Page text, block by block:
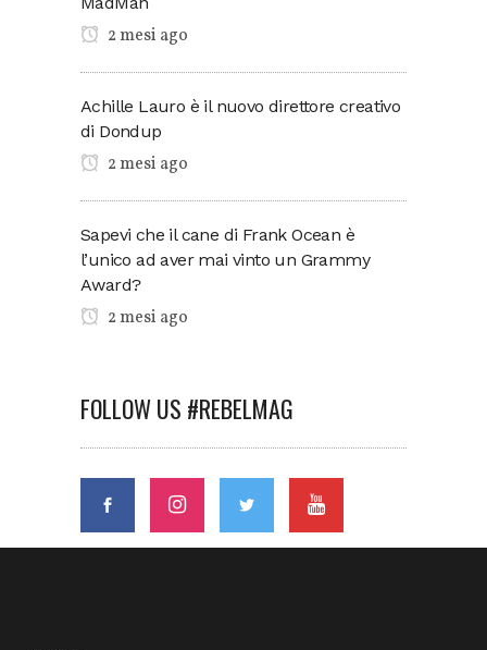
2 mesi ago
Achille Lauro è il nuovo direttore creativo
di Dondup
2 mesi ago
Sapevi che il cane di Frank Ocean è
l’unico ad aver mai vinto un Grammy
Award?
2 mesi ago
FOLLOW US #REBELMAG